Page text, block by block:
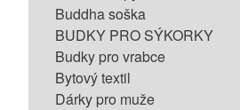
Buddha soška
BUDKY PRO SÝKORKY
Budky pro vrabce
Bytový textil
Dárky pro muže